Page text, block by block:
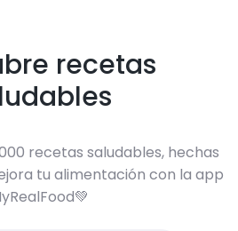
recetas
recetas saludables, hechas
tu alimentación con la app